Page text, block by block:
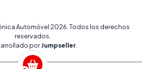
Automóvel 2026. Todos los derechos
reservados.
porJumpseller.